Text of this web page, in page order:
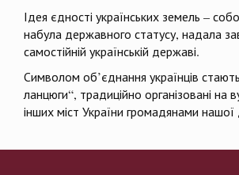
Ідея єдності українських земель –
набула державного статусу, надала
самостійній українській державі.
Символом об’єднання українців
ланцюги“, традиційно організовані на
інших міст України громадянами